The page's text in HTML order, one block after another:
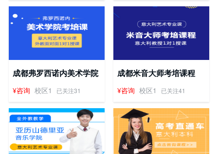
成都弗罗西诺内美术学院
考培课
¥咨询 校区1 已关注31
成都米音大师考培课程
¥咨询 校区1 已关注41